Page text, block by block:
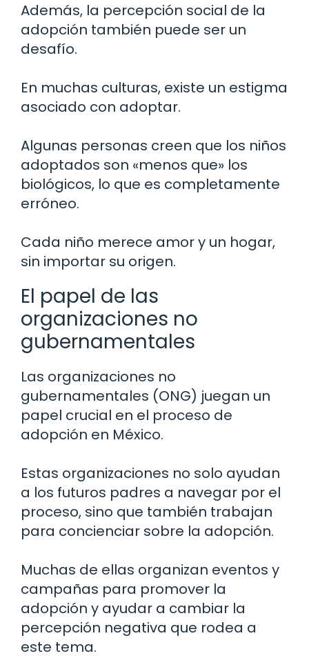
Además, la percepción social de la
adopción también puede ser un
desafío.
En muchas culturas, existe un estigma
asociado con adoptar.
Algunas personas creen que los niños
adoptados son «menos que» los
biológicos, lo que es completamente
erróneo.
Cada niño merece amor y un hogar,
sin importar su origen.
El papel de las
organizaciones no
gubernamentales
Las organizaciones no
gubernamentales (ONG) juegan un
papel crucial en el proceso de
adopción en México.
Estas organizaciones no solo ayudan
a los futuros padres a navegar por el
proceso, sino que también trabajan
para concienciar sobre la adopción.
Muchas de ellas organizan eventos y
campañas para promover la
adopción y ayudar a cambiar la
percepción negativa que rodea a
este tema.